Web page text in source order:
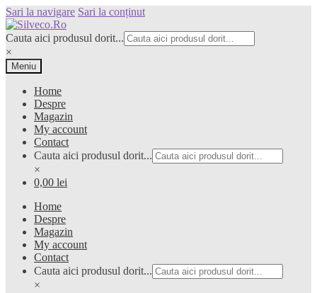
Sari la navigare Sari la conținut
Cauta aici produsul dorit...
×
Meniu
Home
Despre
Magazin
My account
Contact
Cauta aici produsul dorit...
×
0,00 lei
Home
Despre
Magazin
My account
Contact
Cauta aici produsul dorit...
×